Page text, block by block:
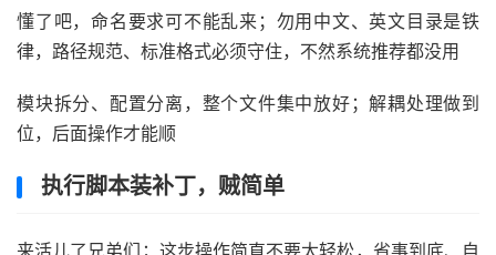
懂了吧，命名要求可不能乱来；勿用中文、英文目录是铁
律，路径规范、标准格式必须守住，不然系统推荐都没用
模块拆分、配置分离，整个文件集中放好；解耦处理做到
位，后面操作才能顺
执行脚本装补丁，贼简单